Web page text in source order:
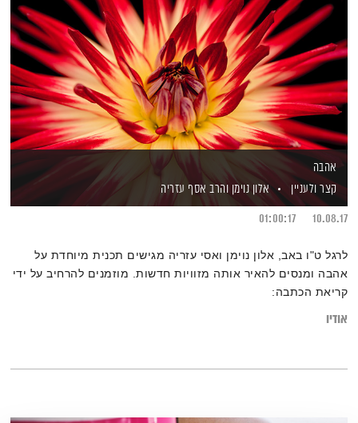
אהבה
קצר ולעניין
אלון נוימן והרב אסף עזריה
10.08.17
01:00:17
לרגל ט"ו באב, אלון נוימן ואסי עזריה מגישים תכנית מיוחדת על
אהבה ומנסים להאיר אותה מזוויות חדשות. מוזמנים להרחיב על ידי
קריאת הכתבה:
אודיו